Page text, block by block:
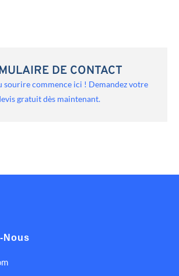
DE CONTACT
sourire commence ici ! Demandez votre
gratuit dès maintenant.
Nous